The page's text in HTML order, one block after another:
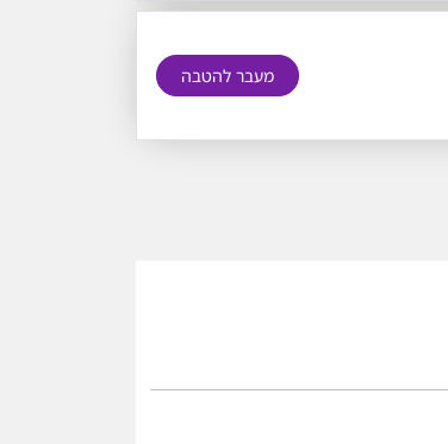
מעבר להטבה